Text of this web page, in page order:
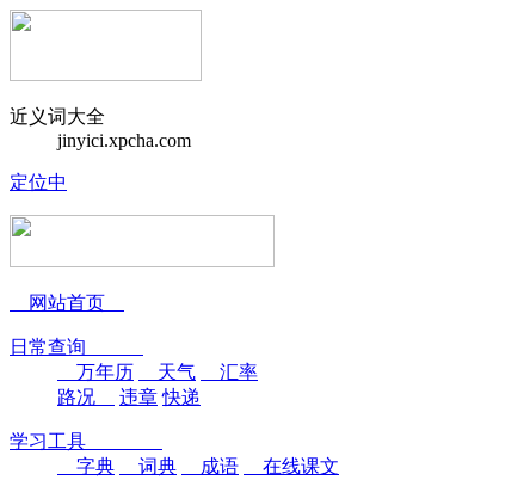
近义词大全
jinyici.xpcha.com
定位中
网站首页
日常查询
万年历
天气
汇率
路况
违章 快递
学习工具
字典
词典 成语
在线课文